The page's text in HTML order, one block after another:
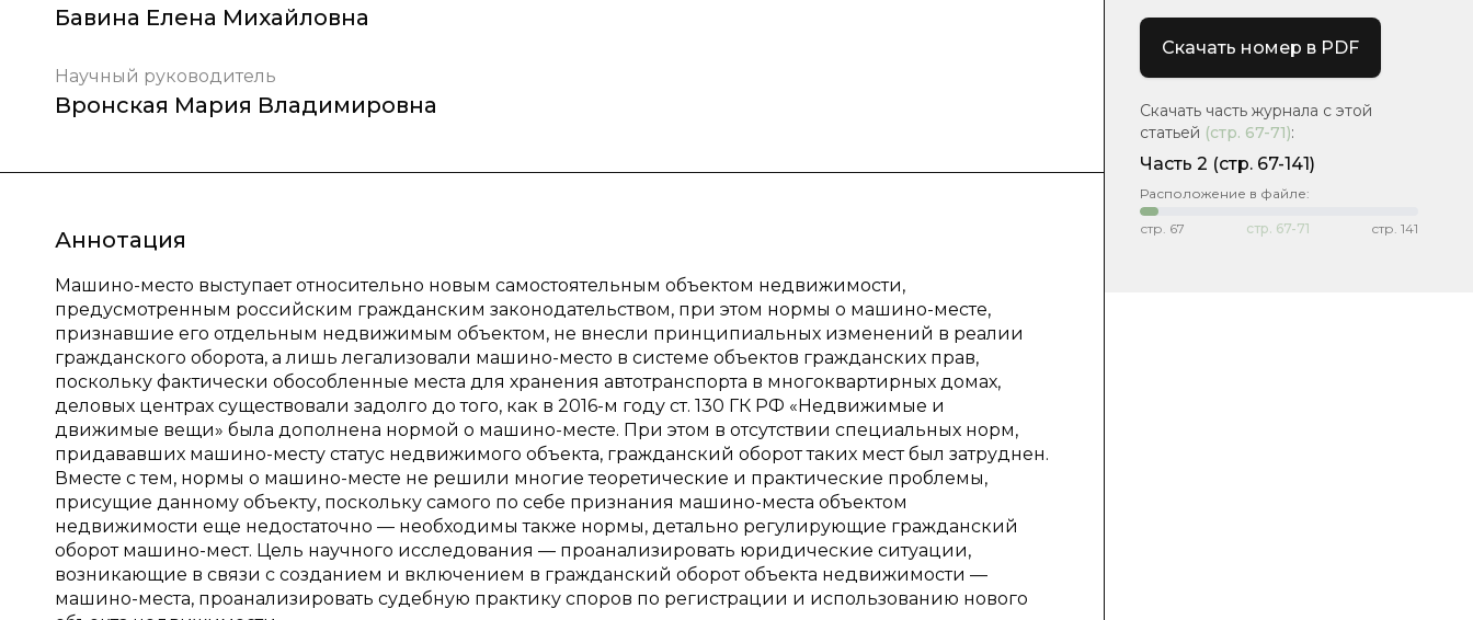
Бавина Елена Михайловна
Научный руководитель
Вронская Мария Владимировна
Аннотация
Машино-место выступает относительно новым самостоятельным объектом недвижимости,
предусмотренным российским гражданским законодательством, при этом нормы о машино-месте,
признавшие его отдельным недвижимым объектом, не внесли принципиальных изменений в реалии
гражданского оборота, а лишь легализовали машино-место в системе объектов гражданских прав,
поскольку фактически обособленные места для хранения автотранспорта в многоквартирных домах,
деловых центрах существовали задолго до того, как в 2016-м году ст. 130 ГК РФ «Недвижимые и
движимые вещи» была дополнена нормой о машино-месте. При этом в отсутствии специальных норм,
придававших машино-месту статус недвижимого объекта, гражданский оборот таких мест был затруднен.
Вместе с тем, нормы о машино-месте не решили многие теоретические и практические проблемы,
присущие данному объекту, поскольку самого по себе признания машино-места объектом
недвижимости еще недостаточно — необходимы также нормы, детально регулирующие гражданский
оборот машино-мест. Цель научного исследования — проанализировать юридические ситуации,
возникающие в связи с созданием и включением в гражданский оборот объекта недвижимости —
машино-места, проанализировать судебную практику споров по регистрации и использованию нового
Скачать номер в PDF
Скачать часть журнала с этой
статьей (стр. 67-71):
Часть 2 (стр. 67-141)
Расположение в файле:
стр. 67 стр. 67-71 стр. 141